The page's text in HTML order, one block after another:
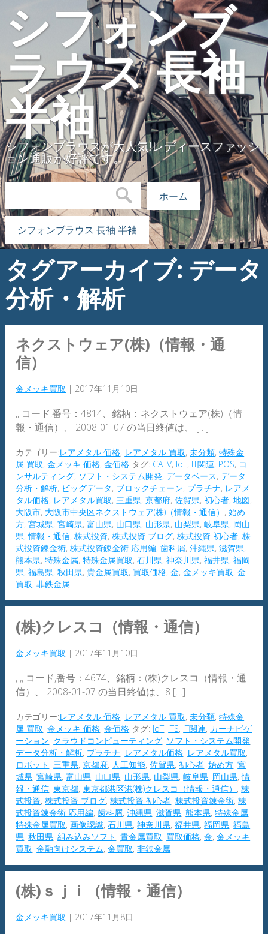
シフォンブ
ラウス 長袖
半袖
シフォンブラウスが大人気!レディースファッシ
ョン通販が好評です。
検索:
ホーム
シフォンブラウス 長袖 半袖
タグアーカイブ: データ
分析・解析
ネクストウェア(株)（情報・通
信）
金メッキ買取 | 2017年11月10日
,, コード,番号：4814、銘柄：ネクストウェア(株)（情
報・通信）、 2008-01-07 の当日終値は、 […]
カテゴリー:レアメタル 価格, レアメタル 買取,未分類,特殊金
属 買取,金メッキ 価格,金価格 タグ: CATV, IoT, IT関連, POS, コ
ンサルティング, ソフト・システム開発,データベース,データ
分析・解析, ビッグデータ, ブロックチェーン, プラチナ, レアメ
タル価格, レアメタル買取,三重県,京都府,佐賀県,初心者,地図,
大阪市, 大阪市中央区ネクストウェア(株)（情報・通信） ,始め
方,宮城県,宮崎県,富山県, 山口県, 山形県, 山梨県,岐阜県, 岡山
県,情報・通信,株式投資,株式投資 ブログ,株式投資 初心者,株
式投資錬金術,株式投資錬金術 応用編,歯科屑,沖縄県,滋賀県,
熊本県,特殊金属,特殊金属買取,石川県,神奈川県,福井県,福岡
県,福島県,秋田県,貴金属買取, 買取価格,金,金メッキ買取,金
買取,非鉄金属
(株)クレスコ（情報・通信）
金メッキ買取 | 2017年11月10日
, ,, コード,番号：4674、銘柄：(株)クレスコ（情報・通
信）、 2008-01-07 の当日終値は、8 […]
カテゴリー:レアメタル 価格, レアメタル 買取,未分類,特殊金
属 買取,金メッキ 価格,金価格 タグ: IoT, ITS, IT関連, カーナビゲ
ーション, クラウドコンピューティング, ソフト・システム開発,
データ分析・解析, プラチナ, レアメタル価格, レアメタル買取,
ロボット , 三重県,京都府, 人工知能,佐賀県,初心者,始め方,宮
城県,宮崎県,富山県, 山口県, 山形県, 山梨県,岐阜県, 岡山県,情
報・通信,東京都,東京都港区港(株)クレスコ（情報・通信） ,株
式投資,株式投資 ブログ,株式投資 初心者,株式投資錬金術,株
式投資錬金術 応用編,歯科屑,沖縄県,滋賀県,熊本県,特殊金属,
特殊金属買取,画像認識,石川県,神奈川県,福井県,福岡県,福島
県,秋田県,組み込みソフト ,貴金属買取, 買取価格,金,金メッキ
買取,金融向けシステム,金買取,非鉄金属
(株)ｓｊｉ（情報・通信）
金メッキ買取 | 2017年11月8日